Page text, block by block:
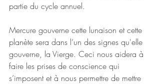
partie du cycle annuel.
Mercure gouverne cette lunaison et cette
planète sera dans l’un des signes qu'elle
gouverne, la Vierge. Ceci nous aidera à
faire les prises de conscience qui
s’imposent et à nous permettre de mettre